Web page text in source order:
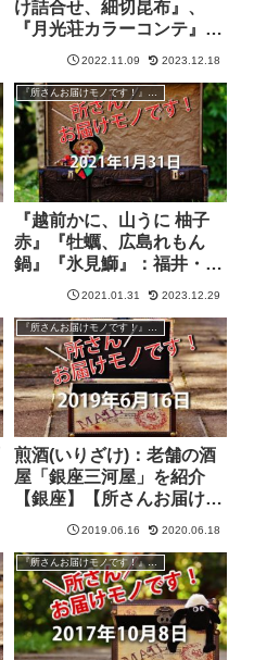
け詰合せ、細切昆布』、
『月光荘カラーコンテ』を
紹介【所さんお届けモノで
2022.11.09 2023.12.18
『所さんお届けモノです！』過去の紹介品
『越前かに、山うに 柚子
赤』『牡蠣、広島れもん
鍋』『氷見鰤』：福井・富
山・広島アンテナショップ
す！】
2021.01.31 2023.12.29
『所さんお届けモノです！』過去の紹介品
煎酒(いりざけ)：老舗の酒
屋「銀座三河屋」を紹介
【銀座】【所さんお届けモ
ノです！】
2019.06.16 2020.06.18
『所さんお届けモノです！』過去の紹介品